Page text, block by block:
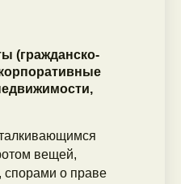
(гражданско-
вещей,
спорами о праве